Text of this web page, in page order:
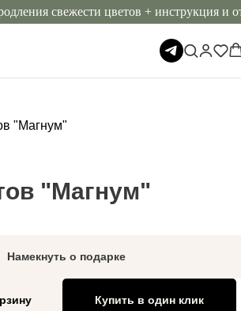
свежести цветов + инструкция и открытка
"Магнум"
"Магнум"
Намекнуть о подарке
Купить в один клик